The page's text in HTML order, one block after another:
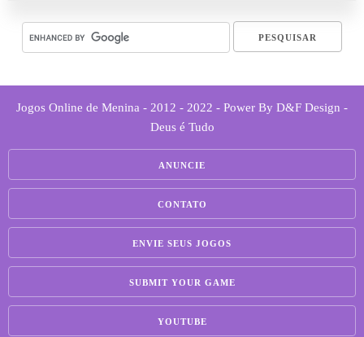
Jogos Online de Menina - 2012 - 2022 - Power By D&F Design -
Deus é Tudo
ANUNCIE
CONTATO
ENVIE SEUS JOGOS
SUBMIT YOUR GAME
YOUTUBE